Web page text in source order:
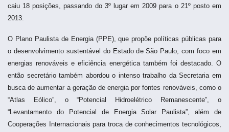
caiu 18 posições, passando do 3º lugar em 2009 para o 21º posto em
2013.
O Plano Paulista de Energia (PPE), que propõe políticas públicas para
o desenvolvimento sustentável do Estado de São Paulo, com foco em
energias renováveis e eficiência energética também foi destacado. O
então secretário também abordou o intenso trabalho da Secretaria em
busca de aumentar a geração de energia por fontes renováveis, como o
“Atlas Eólico”, o “Potencial Hidroelétrico Remanescente”, o
“Levantamento do Potencial de Energia Solar Paulista”, além de
Cooperações Internacionais para troca de conhecimentos tecnológicos,